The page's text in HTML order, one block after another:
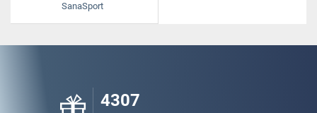
SanaSport
4307